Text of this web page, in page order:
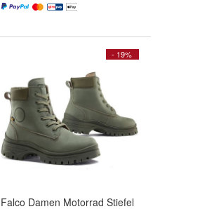
- 19%
Falco Damen Motorrad Stiefel